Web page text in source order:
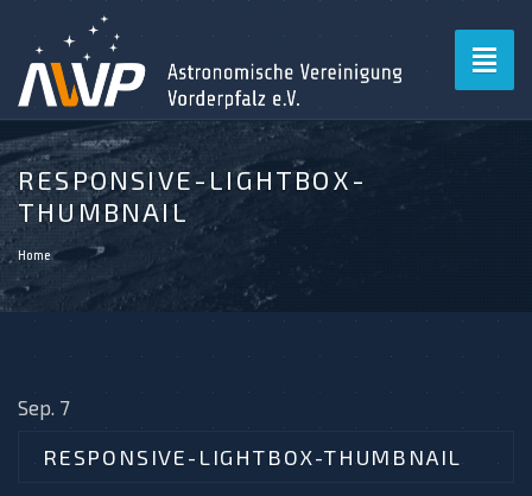
RESPONSIVE-LIGHTBOX-
THUMBNAIL
Home
Sep. 7
RESPONSIVE-LIGHTBOX-THUMBNAIL